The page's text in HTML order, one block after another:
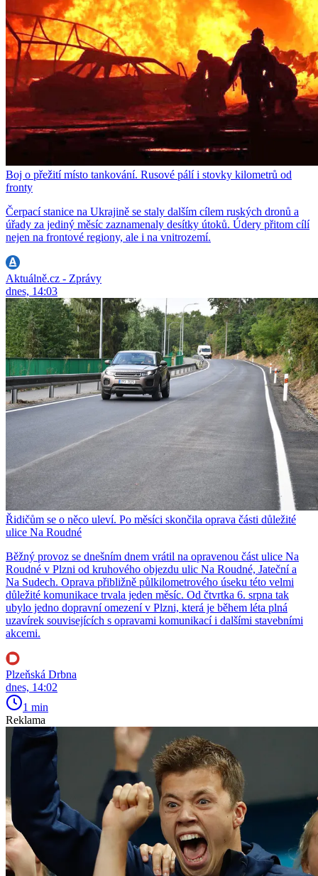
Boj o přežití místo tankování. Rusové pálí i stovky kilometrů od
fronty
Čerpací stanice na Ukrajině se staly dalším cílem ruských dronů a
úřady za jediný měsíc zaznamenaly desítky útoků. Údery přitom cílí
nejen na frontové regiony, ale i na vnitrozemí.
Aktuálně.cz - Zprávy
dnes, 14:03
Řidičům se o něco uleví. Po měsíci skončila oprava části důležité
ulice Na Roudné
Běžný provoz se dnešním dnem vrátil na opravenou část ulice Na
Roudné v Plzni od kruhového objezdu ulic Na Roudné, Jateční a
Na Sudech. Oprava přibližně půlkilometrového úseku této velmi
důležité komunikace trvala jeden měsíc. Od čtvrtka 6. srpna tak
ubylo jedno dopravní omezení v Plzni, která je během léta plná
uzavírek souvisejících s opravami komunikací i dalšími stavebními
akcemi.
Plzeňská Drbna
dnes, 14:02
1 min
Reklama